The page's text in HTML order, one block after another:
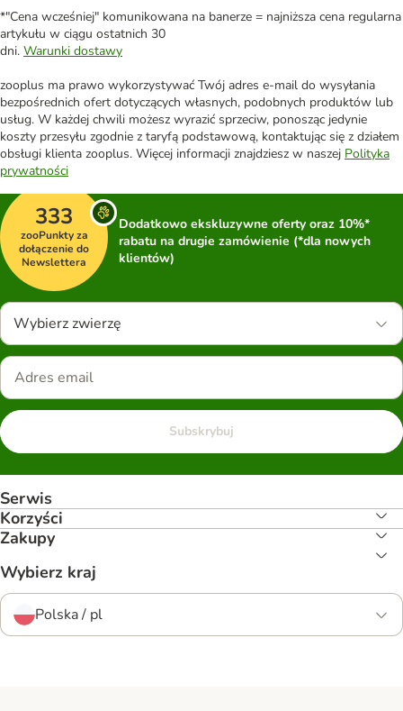
*"Cena wcześniej" komunikowana na banerze = najniższa cena regularna
artykułu w ciągu ostatnich 30
dni. Warunki dostawy
zooplus ma prawo wykorzystywać Twój adres e-mail do wysyłania
bezpośrednich ofert dotyczących własnych, podobnych produktów lub
usług. W każdej chwili możesz wyrazić sprzeciw, ponosząc jedynie
koszty przesyłu zgodnie z taryfą podstawową, kontaktując się z działem
obsługi klienta zooplus. Więcej informacji znajdziesz w naszej Polityka
prywatności
333
zooPunkty za
dołączenie do
Newslettera
Dodatkowo ekskluzywne oferty oraz 10%*
rabatu na drugie zamówienie (*dla nowych
klientów)
Wybierz zwierzę
Subskrybuj
Serwis
Korzyści
Zakupy
Wybierz kraj
Polska / pl